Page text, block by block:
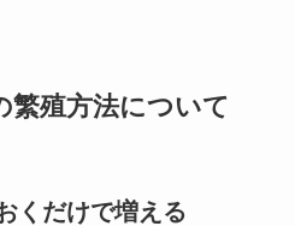
繁殖方法について
くだけで増える